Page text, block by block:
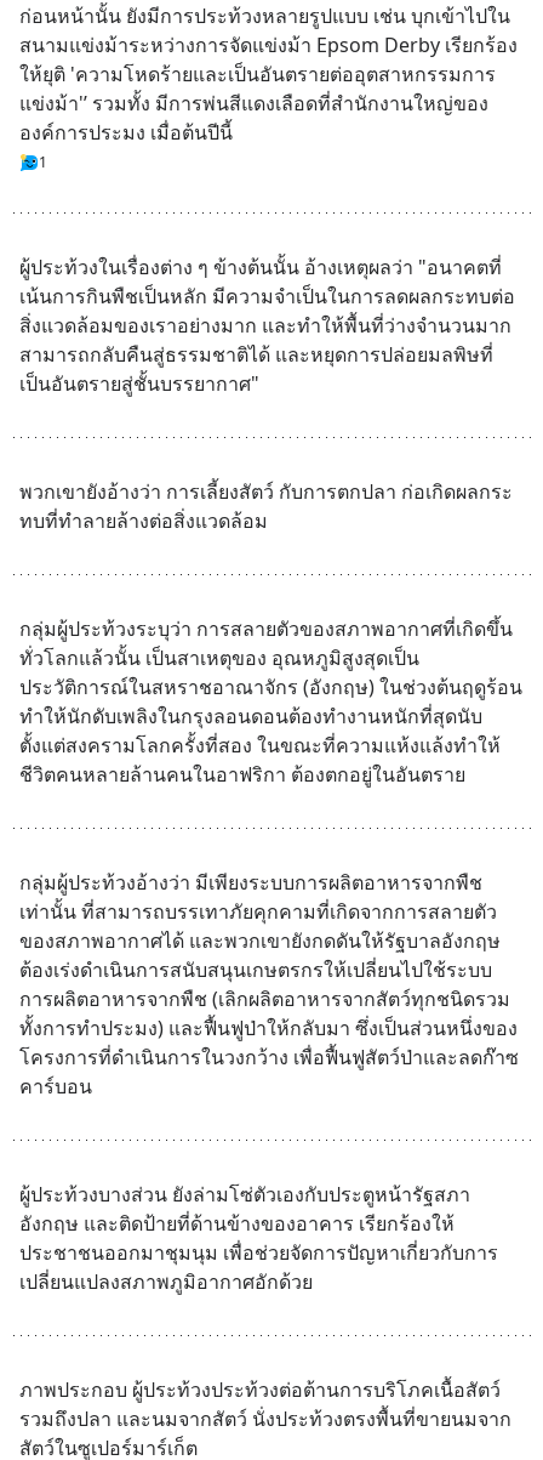
ก่อนหน้านั้น ยังมีการประท้วงหลายรูปแบบ เช่น บุกเข้าไปใน
สนามแข่งม้าระหว่างการจัดแข่งม้า Epsom Derby เรียกร้อง
ให้ยุติ 'ความโหดร้ายและเป็นอันตรายต่ออุตสาหกรรมการ
แข่งม้า'’ รวมทั้ง มีการพ่นสีแดงเลือดที่สำนักงานใหญ่ของ
องค์การประมง เมื่อต้นปีนี้
1
ผู้ประท้วงในเรื่องต่าง ๆ ข้างต้นนั้น อ้างเหตุผลว่า "อนาคตที่
เน้นการกินพืชเป็นหลัก มีความจำเป็นในการลดผลกระทบต่อ
สิ่งแวดล้อมของเราอย่างมาก และทำให้พื้นที่ว่างจำนวนมาก
สามารถกลับคืนสู่ธรรมชาติได้ และหยุดการปล่อยมลพิษที่
เป็นอันตรายสู่ชั้นบรรยากาศ"
พวกเขายังอ้างว่า การเลี้ยงสัตว์ กับการตกปลา ก่อเกิดผลกระ
ทบที่ทำลายล้างต่อสิ่งแวดล้อม
กลุ่มผู้ประท้วงระบุว่า การสลายตัวของสภาพอากาศที่เกิดขึ้น
ทั่วโลกแล้วนั้น เป็นสาเหตุของ อุณหภูมิสูงสุดเป็น
ประวัติการณ์ในสหราชอาณาจักร (อังกฤษ) ในช่วงต้นฤดูร้อน
ทำให้นักดับเพลิงในกรุงลอนดอนต้องทำงานหนักที่สุดนับ
ตั้งแต่สงครามโลกครั้งที่สอง ในขณะที่ความแห้งแล้งทำให้
ชีวิตคนหลายล้านคนในอาฟริกา ต้องตกอยู่ในอันตราย
กลุ่มผู้ประท้วงอ้างว่า มีเพียงระบบการผลิตอาหารจากพืช
เท่านั้น ที่สามารถบรรเทาภัยคุกคามที่เกิดจากการสลายตัว
ของสภาพอากาศได้ และพวกเขายังกดดันให้รัฐบาลอังกฤษ
ต้องเร่งดำเนินการสนับสนุนเกษตรกรให้เปลี่ยนไปใช้ระบบ
การผลิตอาหารจากพืช (เลิกผลิตอาหารจากสัตว์ทุกชนิดรวม
ทั้งการทำประมง) และฟื้นฟูป่าให้กลับมา ซึ่งเป็นส่วนหนึ่งของ
โครงการที่ดำเนินการในวงกว้าง เพื่อฟื้นฟูสัตว์ป่าและลดก๊าซ
คาร์บอน
ผู้ประท้วงบางส่วน ยังล่ามโซ่ตัวเองกับประตูหน้ารัฐสภา
อังกฤษ และติดป้ายที่ด้านข้างของอาคาร เรียกร้องให้
ประชาชนออกมาชุมนุม เพื่อช่วยจัดการปัญหาเกี่ยวกับการ
เปลี่ยนแปลงสภาพภูมิอากาศอักด้วย
ภาพประกอบ ผู้ประท้วงประท้วงต่อต้านการบริโภคเนื้อสัตว์
รวมถึงปลา และนมจากสัตว์ นั่งประท้วงตรงพื้นที่ขายนมจาก
สัตว์ในซูเปอร์มาร์เก็ต